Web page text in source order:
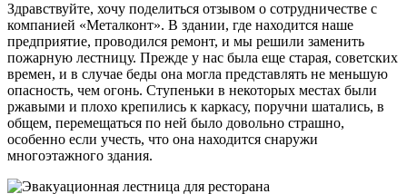
Здравствуйте, хочу поделиться отзывом о сотрудничестве с
компанией «Металконт». В здании, где находится наше
предприятие, проводился ремонт, и мы решили заменить
пожарную лестницу. Прежде у нас была еще старая, советских
времен, и в случае беды она могла представлять не меньшую
опасность, чем огонь. Ступеньки в некоторых местах были
ржавыми и плохо крепились к каркасу, поручни шатались, в
общем, перемещаться по ней было довольно страшно,
особенно если учесть, что она находится снаружи
многоэтажного здания.